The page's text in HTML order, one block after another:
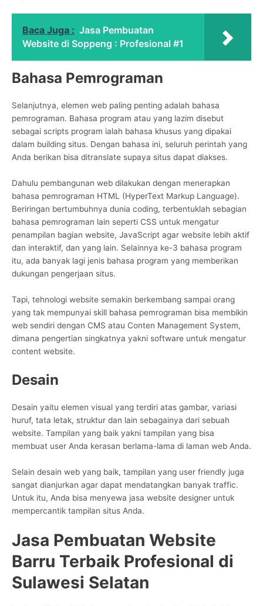
Baca Juga : Jasa Pembuatan
Website di Soppeng : Profesional #1
Bahasa Pemrograman
Selanjutnya, elemen web paling penting adalah bahasa
pemrograman. Bahasa program atau yang lazim disebut
sebagai scripts program ialah bahasa khusus yang dipakai
dalam building situs. Dengan bahasa ini, seluruh perintah yang
Anda berikan bisa ditranslate supaya situs dapat diakses.
Dahulu pembangunan web dilakukan dengan menerapkan
bahasa pemrograman HTML (HyperText Markup Language).
Beriringan bertumbuhnya dunia coding, terbentuklah sebagian
bahasa pemrograman lain seperti CSS untuk mengatur
penampilan bagian website, JavaScript agar website lebih aktif
dan interaktif, dan yang lain. Selainnya ke-3 bahasa program
itu, ada banyak lagi jenis bahasa program yang memberikan
dukungan pengerjaan situs.
Tapi, tehnologi website semakin berkembang sampai orang
yang tak mempunyai skill bahasa pemrograman bisa membikin
web sendiri dengan CMS atau Conten Management System,
dimana pengertian singkatnya yakni software untuk mengatur
content website.
Desain
Desain yaitu elemen visual yang terdiri atas gambar, variasi
huruf, tata letak, struktur dan lain sebagainya dari sebuah
website. Tampilan yang baik yakni tampilan yang bisa
membuat user Anda kerasan berlama-lama di laman web Anda.
Selain desain web yang baik, tampilan yang user friendly juga
sangat dianjurkan agar dapat mendatangkan banyak traffic.
Untuk itu, Anda bisa menyewa jasa website designer untuk
mempercantik tampilan situs Anda.
Jasa Pembuatan Website
Barru Terbaik Profesional di
Sulawesi Selatan